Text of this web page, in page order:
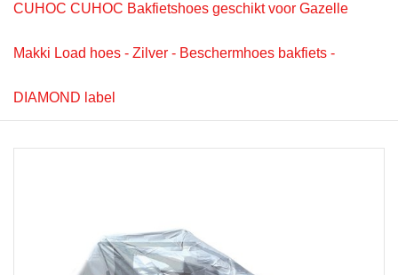
CUHOC CUHOC Bakfietshoes geschikt voor Gazelle
Makki Load hoes - Zilver - Beschermhoes bakfiets -
DIAMOND label